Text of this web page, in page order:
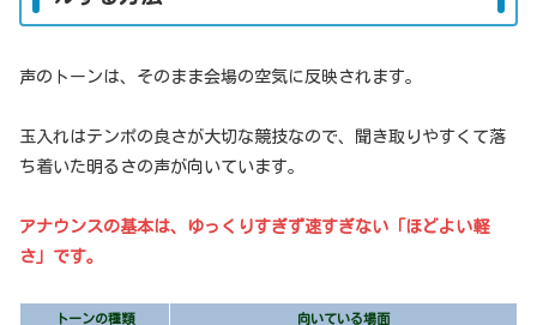
声のトーンは、そのまま会場の空気に反映されます。
玉入れはテンポの良さが大切な競技なので、聞き取りやすくて落
ち着いた明るさの声が向いています。
アナウンスの基本は、ゆっくりすぎず速すぎない「ほどよい軽
さ」です。
トーンの種類 向いている場面